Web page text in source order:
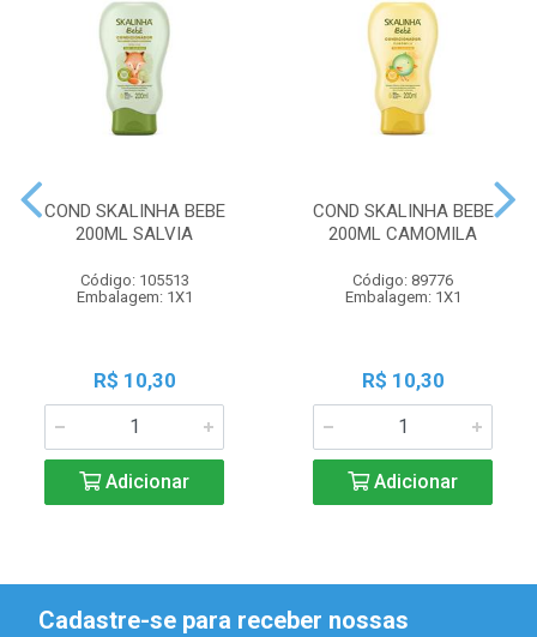
COND SKALINHA BEBE
200ML SALVIA
Código: 105513
Embalagem: 1X1
R$ 10,30
Adicionar
COND SKALINHA BEBE
200ML CAMOMILA
Código: 89776
Embalagem: 1X1
R$ 10,30
Adicionar
Cadastre-se para receber nossas